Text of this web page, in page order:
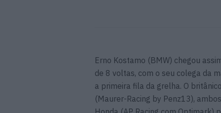
Erno Kostamo (BMW) chegou
de 8 voltas, com o seu colega da
a primeira fila da grelha. O
(Maurer-Racing by Penz13),